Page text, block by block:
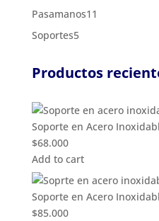
products
Pasamanos11
Soportes55
Productos
Soporte en Acero
$68.000
Add to cart
Soporte en Acero
$85.000